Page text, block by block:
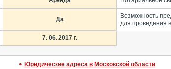
Да
Возможность
для проведения
7. 06. 2017 г.
Юридические адреса в Московской области